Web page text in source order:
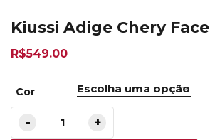
Kiussi Adige Chery Face
R$549.00
Cor